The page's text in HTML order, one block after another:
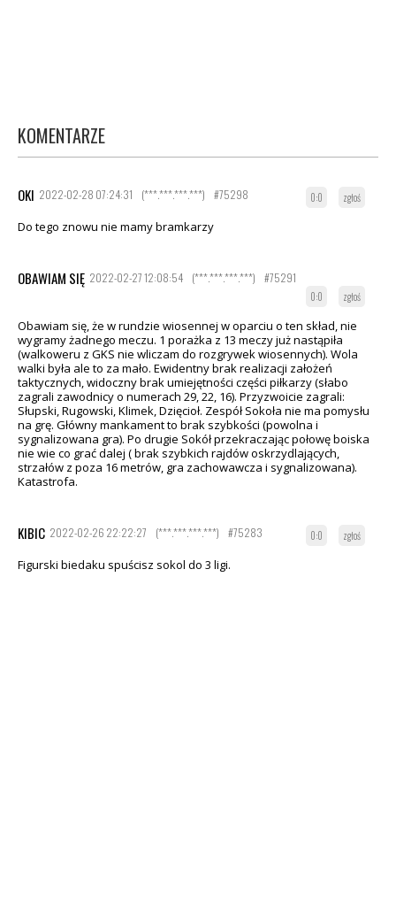
KOMENTARZE
OKI 2022-02-28 07:24:31 (***.***.***.***) #75298 0:0 zgłoś
Do tego znowu nie mamy bramkarzy
OBAWIAM SIĘ 2022-02-27 12:08:54 (***.***.***.***) #75291
0:0 zgłoś
Obawiam się, że w rundzie wiosennej w oparciu o ten skład, nie
wygramy żadnego meczu. 1 porażka z 13 meczy już nastąpiła
(walkoweru z GKS nie wliczam do rozgrywek wiosennych). Wola
walki była ale to za mało. Ewidentny brak realizacji założeń
taktycznych, widoczny brak umiejętności części piłkarzy (słabo
zagrali zawodnicy o numerach 29, 22, 16). Przyzwoicie zagrali:
Słupski, Rugowski, Klimek, Dzięcioł. Zespół Sokoła nie ma pomysłu
na grę. Główny mankament to brak szybkości (powolna i
sygnalizowana gra). Po drugie Sokół przekraczając połowę boiska
nie wie co grać dalej ( brak szybkich rajdów oskrzydlających,
strzałów z poza 16 metrów, gra zachowawcza i sygnalizowana).
Katastrofa.
KIBIC 2022-02-26 22:22:27 (***.***.***.***) #75283 0:0 zgłoś
Figurski biedaku spuścisz sokol do 3 ligi.